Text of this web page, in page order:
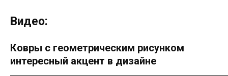
Видео:
Ковры с геометрическим рисунком
интересный акцент в дизайне